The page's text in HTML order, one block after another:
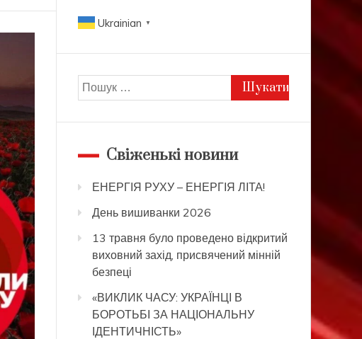
Ukrainian ▼
Пошук:
Свіженькі новини
ЕНЕРГІЯ РУХУ – ЕНЕРГІЯ ЛІТА!
День вишиванки 2026
13 травня було проведено відкритий
виховний захід, присвячений мінній
безпеці
«ВИКЛИК ЧАСУ: УКРАЇНЦІ В
БОРОТЬБІ ЗА НАЦІОНАЛЬНУ
ІДЕНТИЧНІСТЬ»